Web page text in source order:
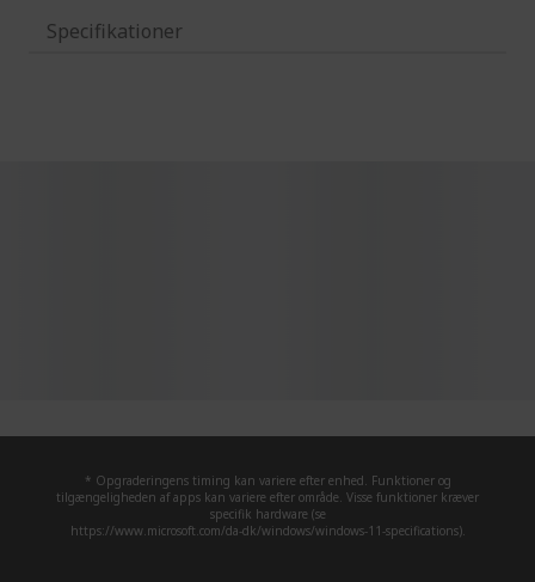
Specifikationer
* Opgraderingens timing kan variere efter enhed. Funktioner og
tilgængeligheden af apps kan variere efter område. Visse funktioner kræver
specifik hardware (se
https://www.microsoft.com/da-dk/windows/windows-11-specifications).